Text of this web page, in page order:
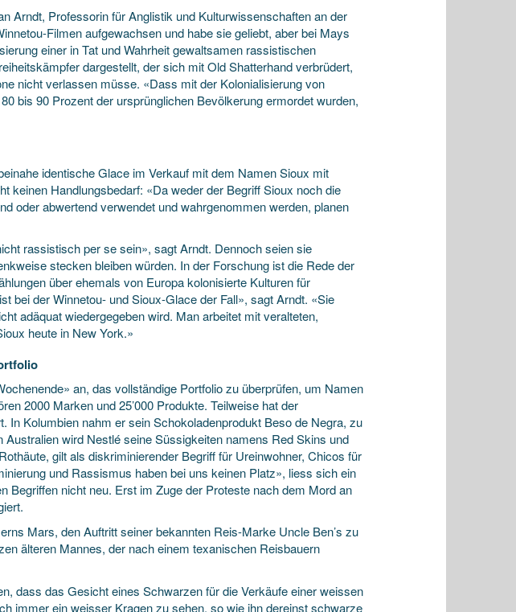
Arndt, Professorin für Anglistik und Kulturwissenschaften an der
Filmen aufgewachsen und habe sie geliebt, aber bei Mays
einer in Tat und Wahrheit gewaltsamen rassistischen
dargestellt, der sich mit Old Shatterhand verbrüdert,
nicht verlassen müsse. «Dass mit der Kolonialisierung von
bis 90 Prozent der ursprünglichen Bevölkerung ermordet wurden,
identische Glace im Verkauf mit dem Namen Sioux mit
keinen Handlungsbedarf: «Da weder der Begriff Sioux noch die
oder abwertend verwendet und wahrgenommen werden, planen
rassistisch per se sein», sagt Arndt. Dennoch seien sie
stecken bleiben würden. In der Forschung ist die Rede der
über ehemals von Europa kolonisierte Kulturen für
bei der Winnetou- und Sioux-Glace der Fall», sagt Arndt. «Sie
adäquat wiedergegeben wird. Man arbeitet mit veralteten,
heute in New York.»
an, das vollständige Portfolio zu überprüfen, um Namen
2000 Marken und 25’000 Produkte. Teilweise hat der
In Kolumbien nahm er sein Schokoladenprodukt Beso de Negra, zu
wird Nestlé seine Süssigkeiten namens Red Skins und
gilt als diskriminierender Begriff für Ureinwohner, Chicos für
und Rassismus haben bei uns keinen Platz», liess sich ein
Begriffen nicht neu. Erst im Zuge der Proteste nach dem Mord an
Mars, den Auftritt seiner bekannten Reis-Marke Uncle Ben’s zu
älteren Mannes, der nach einem texanischen Reisbauern
dass das Gesicht eines Schwarzen für die Verkäufe einer weissen
immer ein weisser Kragen zu sehen, so wie ihn dereinst schwarze